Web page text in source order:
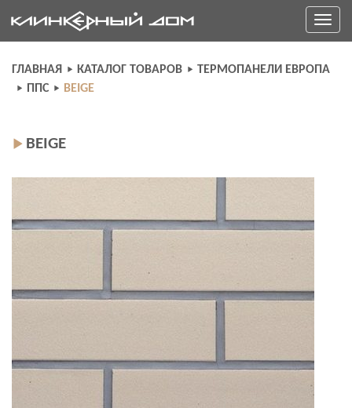
to
content
Toggle
ГЛАВНАЯ КАТАЛОГ ТОВАРОВ
ТЕРМОПАНЕЛИ ЕВРОПА
ППС
BEIGE
BEIGE